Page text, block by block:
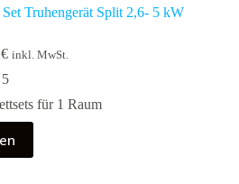
Truhengerät Split 2,6- 5 kW
€Preisspanne:
bis
5.100,00 €
inkl. MwSt.
für 1 Raum